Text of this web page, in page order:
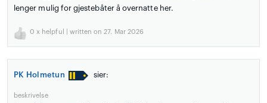
lenger mulig for gjestebåter å overnatte her.
0 x helpful | written on 27. Mar 2026
PK Holmetun sier:
beskrivelse